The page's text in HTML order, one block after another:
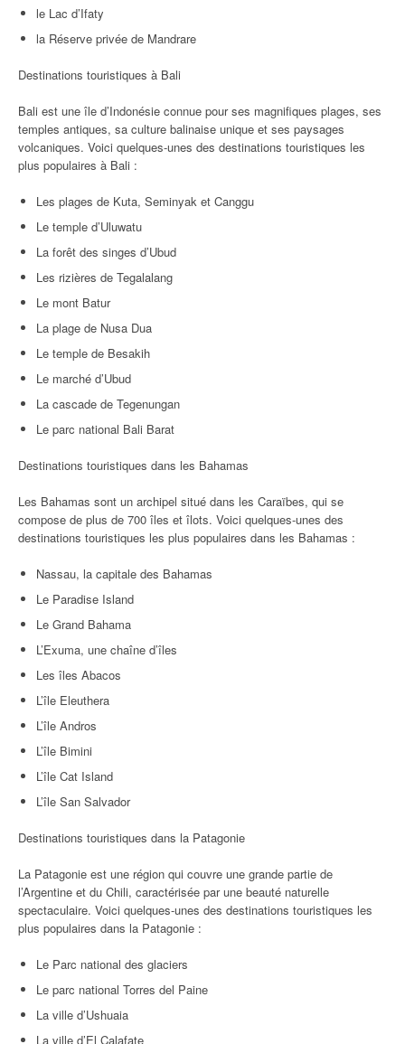
le Lac d’Ifaty
la Réserve privée de Mandrare
Destinations touristiques à Bali
Bali est une île d’Indonésie connue pour ses magnifiques plages, ses
temples antiques, sa culture balinaise unique et ses paysages
volcaniques. Voici quelques-unes des destinations touristiques les
plus populaires à Bali :
Les plages de Kuta, Seminyak et Canggu
Le temple d’Uluwatu
La forêt des singes d’Ubud
Les rizières de Tegalalang
Le mont Batur
La plage de Nusa Dua
Le temple de Besakih
Le marché d’Ubud
La cascade de Tegenungan
Le parc national Bali Barat
Destinations touristiques dans les Bahamas
Les Bahamas sont un archipel situé dans les Caraïbes, qui se
compose de plus de 700 îles et îlots. Voici quelques-unes des
destinations touristiques les plus populaires dans les Bahamas :
Nassau, la capitale des Bahamas
Le Paradise Island
Le Grand Bahama
L’Exuma, une chaîne d’îles
Les îles Abacos
L’île Eleuthera
L’île Andros
L’île Bimini
L’île Cat Island
L’île San Salvador
Destinations touristiques dans la Patagonie
La Patagonie est une région qui couvre une grande partie de
l’Argentine et du Chili, caractérisée par une beauté naturelle
spectaculaire. Voici quelques-unes des destinations touristiques les
plus populaires dans la Patagonie :
Le Parc national des glaciers
Le parc national Torres del Paine
La ville d’Ushuaia
La ville d’El Calafate